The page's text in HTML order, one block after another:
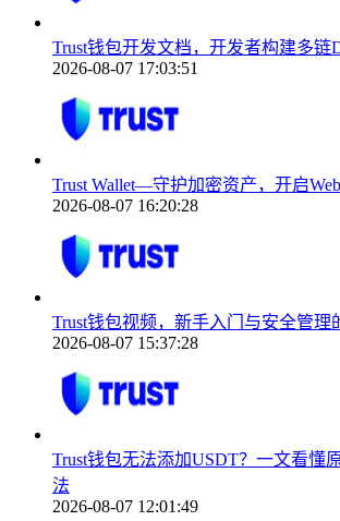
Trust钱包开发文档，开发者构建多链
2026-08-07 17:03:51
Trust Wallet—守护加密资产，开启
2026-08-07 16:20:28
Trust钱包视频，新手入门与安全管理
2026-08-07 15:37:28
Trust钱包无法添加USDT？一文看懂
法
2026-08-07 12:01:49